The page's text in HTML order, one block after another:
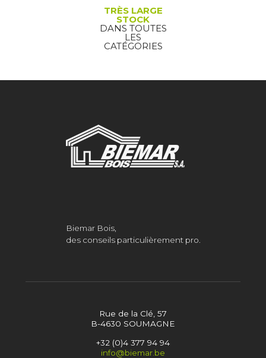
TRÈS LARGE
STOCK
DANS TOUTES
LES
CATÉGORIES
Biemar Bois,
des conseils particulièrement pro.
Rue de la Clé, 57
B-4630 SOUMAGNE
+32 (0)4 377 94 94
info@biemar.be